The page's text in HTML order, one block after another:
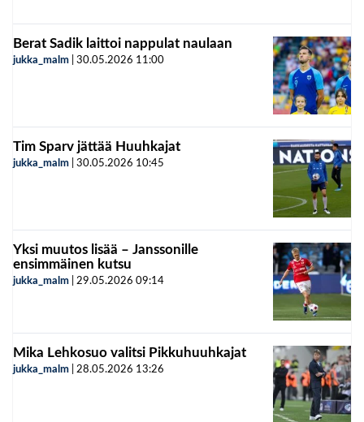
Berat Sadik laittoi nappulat naulaan
jukka_malm 30.05.2026 11:00
Tim Sparv jättää Huuhkajat
jukka_malm 30.05.2026 10:45
Yksi muutos lisää – Janssonille
ensimmäinen kutsu
jukka_malm 29.05.2026 09:14
Mika Lehkosuo valitsi Pikkuhuuhkajat
jukka_malm 28.05.2026 13:26